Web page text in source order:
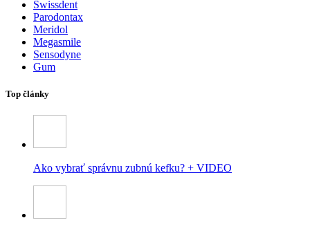
Swissdent
Parodontax
Meridol
Megasmile
Sensodyne
Gum
Top články
Ako vybrať správnu zubnú kefku? + VIDEO